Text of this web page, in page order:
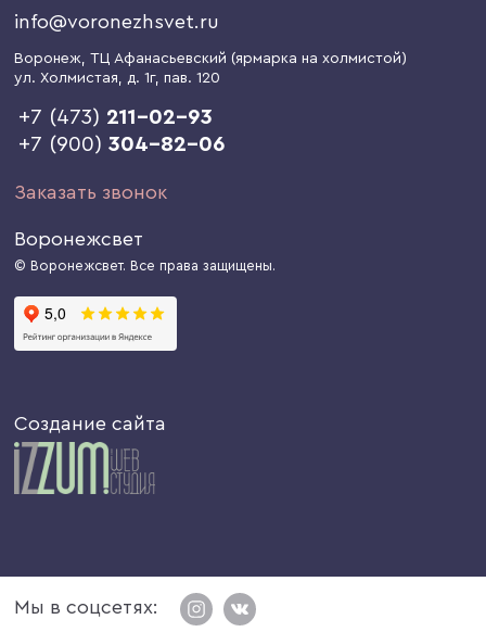
info@voronezhsvet.ru
Воронеж, ТЦ Афанасьевский (ярмарка на холмистой)
ул. Холмистая, д. 1г, пав. 120
+7 (473) 211-02-93
+7 (900)304-82-06
Заказать звонок
Воронежсвет
© Воронежсвет. Все права защищены.
Создание сайта
Мы в соцсетях: